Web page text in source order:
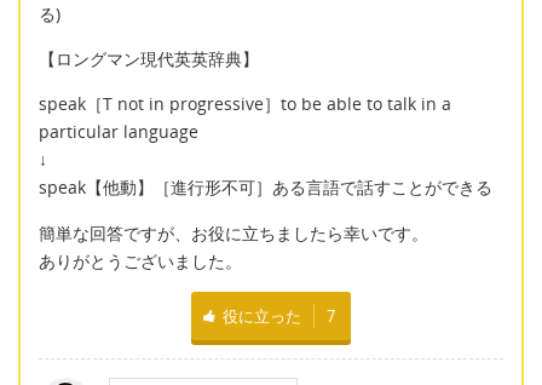
る)
【ロングマン現代英英辞典】
speak［T not in progressive］to be able to talk in a
particular language
↓
speak【他動】［進行形不可］ある言語で話すことができる
簡単な回答ですが、お役に立ちましたら幸いです。
ありがとうございました。
役に立った 7